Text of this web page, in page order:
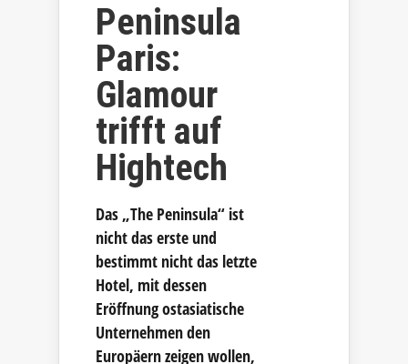
Peninsula
Paris:
Glamour
trifft auf
Hightech
Das „The Peninsula“ ist
nicht das erste und
bestimmt nicht das letzte
Hotel, mit dessen
Eröffnung ostasiatische
Unternehmen den
Europäern zeigen wollen,